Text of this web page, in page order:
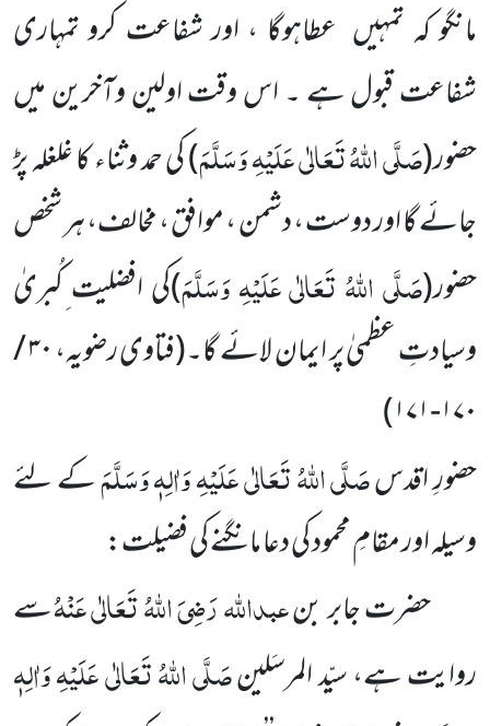
مانگو کہ تمہیں عطاہوگا ، اور شفاعت کرو تمہاری
شفاعت قبول ہے ۔ اس وقت اولین وآخرین میں
حضور(صَلَّی اللّٰہُ تَعَالٰی عَلَیْہِ وَسَلَّمَ)کی حمد وثناء کا غلغلہ پڑ
جائے گا اور دوست ، دشمن ، موافق ، مخالف، ہر شخص
حضور(صَلَّی اللّٰہُ تَعَالٰی عَلَیْہِ وَسَلَّمَ)کی افضلیت ِکُبریٰ
وسیادتِ عظمیٰ پر ایمان لائے گا۔(فتاوی رضویہ، ۳۰ /
۱۷۰-۱۷۱
)
حضورِ اقدسصَلَّی اللّٰہُ تَعَالٰی عَلَیْہِ وَاٰلِہٖ وَسَلَّمَکے لئے
وسیلہ اور مقامِ محمود کی دعا مانگنے کی فضیلت:
حضرت جابر بنعبداللّٰہرَضِیَ اللّٰہُ تَعَالٰی عَنْہُسے
روایت ہے، سیّد المرسَلینصَلَّی اللّٰہُ تَعَالٰی عَلَیْہِ وَاٰلِہٖ